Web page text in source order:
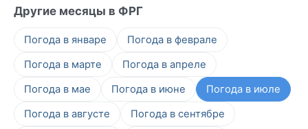
Другие месяцы в ФРГ
Погода в январе
Погода в феврале
Погода в марте
Погода в апреле
Погода в мае
Погода в июне
Погода в июле
Погода в августе
Погода в сентябре